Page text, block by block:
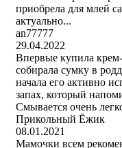
приобрела для млей
актуально...
an77777
29.04.2022
Впервые купила
собирала сумку в
начала его активно
запах, который
Смывается очень
Прикольный Ёжик
08.01.2021
Мамочки всем